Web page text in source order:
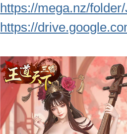
https://mega.nz/
https://